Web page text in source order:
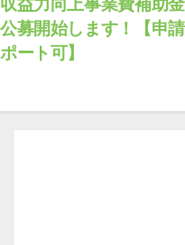
稿
ナ
ビ
公募開始します！【申
ポート可】